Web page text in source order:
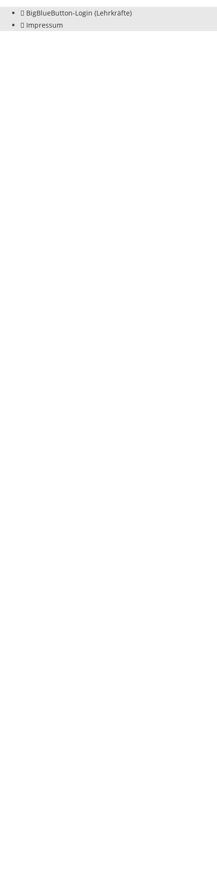
BigBlueButton-Login (Lehrkräfte)
Impressum